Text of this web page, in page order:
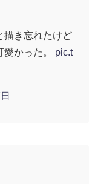
描き忘れたけど
かった。 pic.t